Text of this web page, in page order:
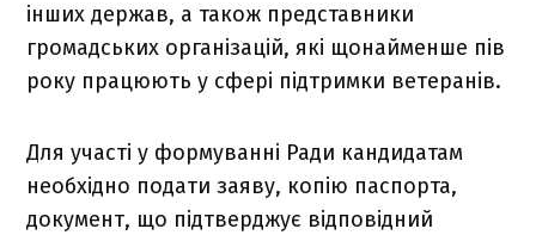
інших держав, а також представники
громадських організацій, які щонайменше пів
року працюють у сфері підтримки ветеранів.
Для участі у формуванні Ради кандидатам
необхідно подати заяву, копію паспорта,
документ, що підтверджує відповідний